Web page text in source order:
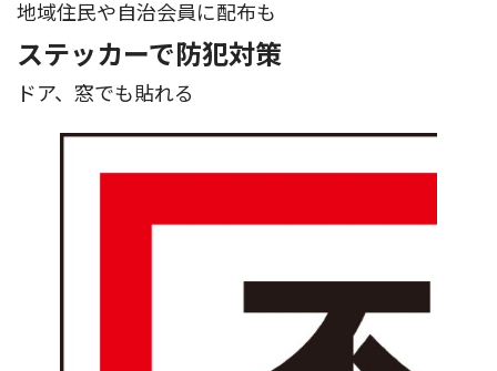
地域住民や自治会員に配布も
ステッカーで防犯対策
ドア、窓でも貼れる